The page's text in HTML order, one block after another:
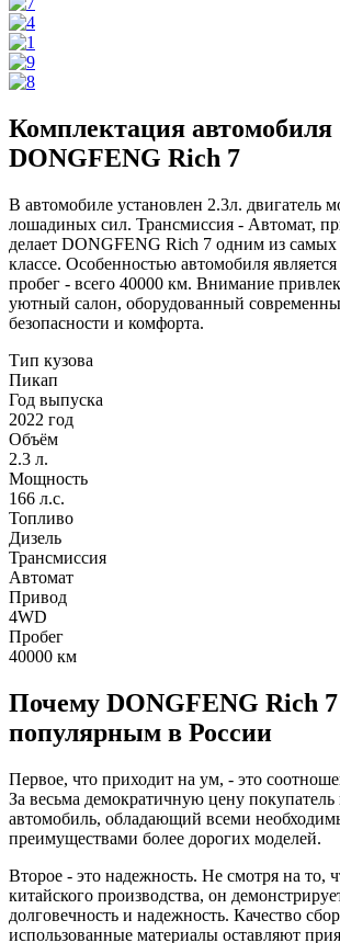
Комплектация автомобиля
DONGFENG Rich 7
В автомобиле установлен 2.3л. двигатель
лошадиных сил. Трансмиссия - Автомат,
делает DONGFENG Rich 7 одним из
классе. Особенностью автомобиля
пробег - всего 40000 км. Внимание
уютный салон, оборудованный
безопасности и комфорта.
Тип кузова
Пикап
Год выпуска
2022 год
Объём
2.3 л.
Мощность
166 л.с.
Топливо
Дизель
Трансмиссия
Автомат
Привод
4WD
Пробег
40000 км
Почему DONGFENG Rich 7
популярным в России
Первое, что приходит на ум, - это
За весьма демократичную цену покупатель
автомобиль, обладающий всеми
преимуществами более дорогих моделей.
Второе - это надежность. Не смотря на то,
китайского производства, он
долговечность и надежность. Качество
использованные материалы оставляют